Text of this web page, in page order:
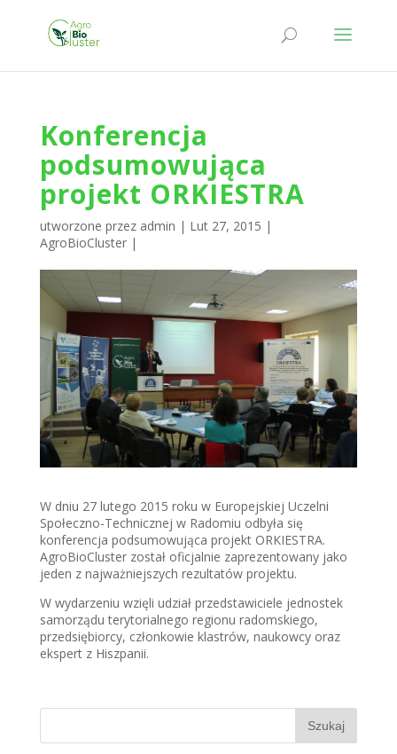
Konferencja
podsumowująca
projekt ORKIESTRA
utworzone przez admin | Lut 27, 2015 |
AgroBioCluster|
W dniu 27 lutego 2015 roku w Europejskiej Uczelni
Społeczno-Technicznej w Radomiu odbyła się
konferencja podsumowująca projekt ORKIESTRA.
AgroBioCluster został oficjalnie zaprezentowany jako
jeden z najważniejszych rezultatów projektu.
W wydarzeniu wzięli udział przedstawiciele jednostek
samorządu terytorialnego regionu radomskiego,
przedsiębiorcy, członkowie klastrów, naukowcy oraz
ekspert z Hiszpanii.